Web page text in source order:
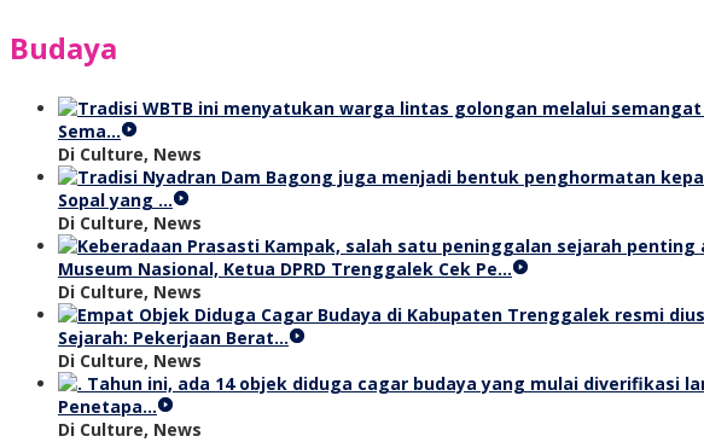
Budaya
Sema…
Di Culture, News
Sopal yang …
Di Culture, News
Museum Nasional, Ketua DPRD Trenggalek Cek Pe…
Di Culture, News
Sejarah: Pekerjaan Berat…
Di Culture, News
Penetapa…
Di Culture, News